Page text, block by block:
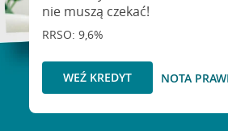
nie muszą czekać!
RRSO: 9,6%
WEŹ KREDYT NOTA